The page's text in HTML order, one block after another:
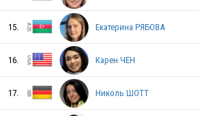
ROC
JPN
15. Екатерина РЯБОВА
16. Карен ЧЕН
17. Николь ШОТТ